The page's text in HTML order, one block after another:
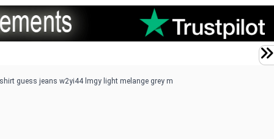
guess jeans w2yi44 lmgy light melange grey m